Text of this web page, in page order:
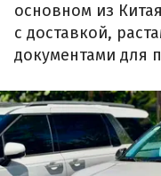
основном из
с доставкой,
документами для